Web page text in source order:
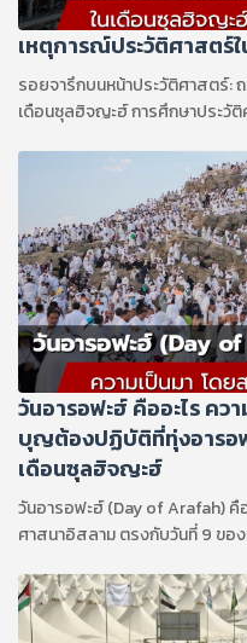
เหตุการณ์ประวัติศาสตร์
รอยจารึกบนหน้าประวัติศาสตร์:
เดือนซุลฮิจญะฮ์ การศึกษาประวั
ทดสอบ และสัจธรรมที่พระองค์
ขบคิด ในบรรดาเดือนทั้งหลาย
ผันและสร้างรากฐานสำคัญให้แ
วันอารอฟะฮ์ คืออะไร ค
บุญต้องปฏิบัติที่ทุ่งอารอฟ
เดือนซุลฮิจญะฮ์
วันอารอฟะฮ์ (Day of Arafah)
ศาสนาอิสลาม ตรงกับวันที่ 9 ขอ
ของพิธีฮัจญ์ที่ผู้แสวงบุญทุกคนจ